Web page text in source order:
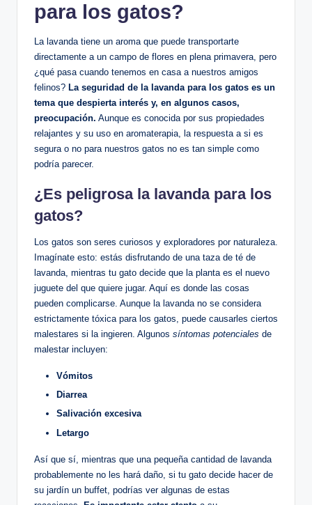
para los gatos?
La lavanda tiene un aroma que puede transportarte
directamente a un campo de flores en plena primavera, pero
¿qué pasa cuando tenemos en casa a nuestros amigos
felinos? La seguridad de la lavanda para los gatos es un
tema que despierta interés y, en algunos casos,
preocupación. Aunque es conocida por sus propiedades
relajantes y su uso en aromaterapia, la respuesta a si es
segura o no para nuestros gatos no es tan simple como
podría parecer.
¿Es peligrosa la lavanda para los
gatos?
Los gatos son seres curiosos y exploradores por naturaleza.
Imagínate esto: estás disfrutando de una taza de té de
lavanda, mientras tu gato decide que la planta es el nuevo
juguete del que quiere jugar. Aquí es donde las cosas
pueden complicarse. Aunque la lavanda no se considera
estrictamente tóxica para los gatos, puede causarles ciertos
malestares si la ingieren. Algunos síntomas potenciales de
malestar incluyen:
Vómitos
Diarrea
Salivación excesiva
Letargo
Así que sí, mientras que una pequeña cantidad de lavanda
probablemente no les hará daño, si tu gato decide hacer de
su jardín un buffet, podrías ver algunas de estas